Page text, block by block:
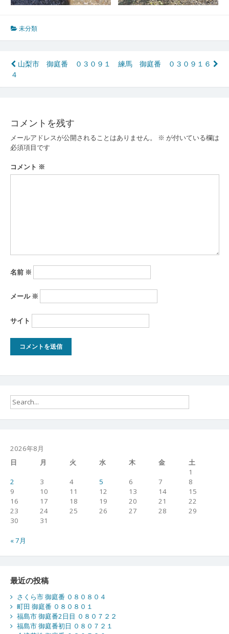
未分類
投
稿
ビ
ゲ
ー
シ
山梨市 御庭番 ０３０９１
４
練馬 御庭番 ０３０９１６
コメントを残す
メールアドレスが公開されることはありません。 ※ が付いている欄は
必須項目です
コメント ※
名前 ※
メール ※
サイト
2026年8月
日
月 火 水 木 金
土
1
2
3 4 5 6 7
8
9
10 11 12 13 14
15
16
17 18 19 20 21
22
23
24 25 26 27 28
29
30
31
« 7月
最近の投稿
さくら市 御庭番 ０８０８０４
町田 御庭番 ０８０８０１
福島市 御庭番2日目 ０８０７２２
福島市 御庭番初日 ０８０７２１